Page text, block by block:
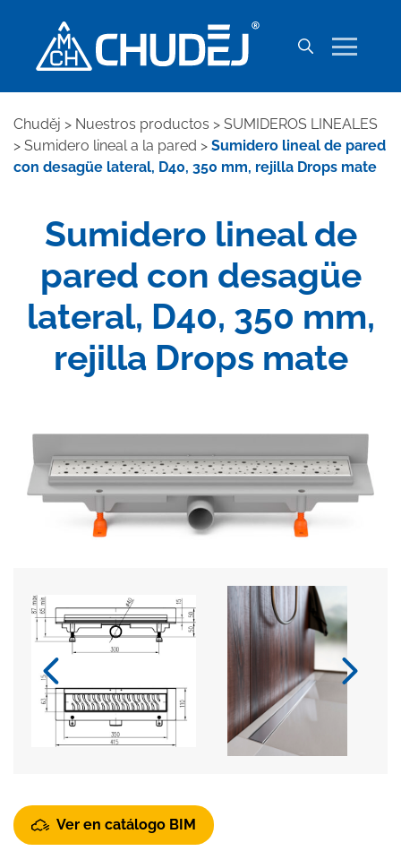
Chuděj > Nuestros productos > SUMIDEROS LINEALES
> Sumidero lineal a la pared > Sumidero lineal de pared
con desagüe lateral, D40, 350 mm, rejilla Drops mate
Sumidero lineal de
pared con desagüe
lateral, D40, 350 mm,
rejilla Drops mate
Ver en catálogo BIM